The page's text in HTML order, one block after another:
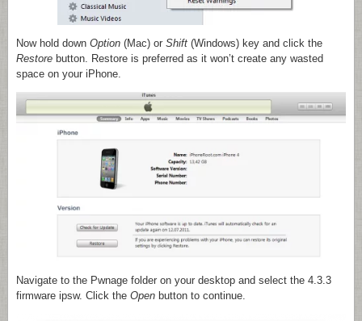
Now hold down Option (Mac) or Shift (Windows) key and click the
Restore button. Restore is preferred as it won’t create any wasted
space on your iPhone.
Navigate to the Pwnage folder on your desktop and select the 4.3.3
firmware ipsw. Click the Open button to continue.